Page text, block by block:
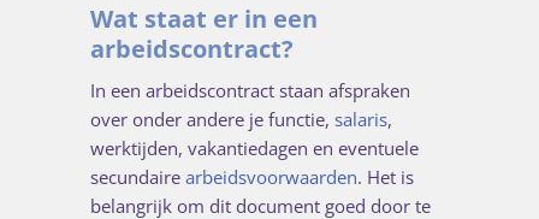
Wat staat er in een
arbeidscontract?
In een arbeidscontract staan afspraken
over onder andere je functie, salaris,
werktijden, vakantiedagen en eventuele
secundaire arbeidsvoorwaarden. Het is
belangrijk om dit document goed door te